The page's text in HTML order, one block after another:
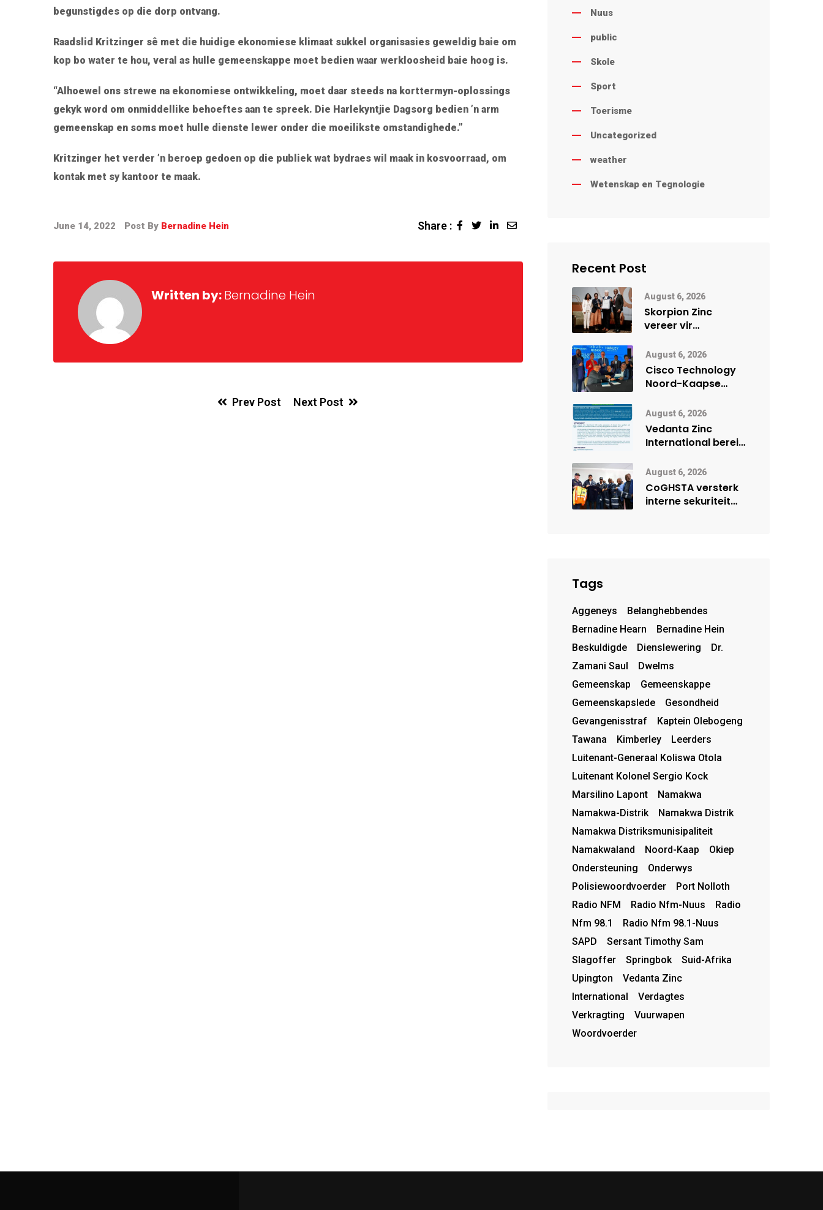
begunstigdes op die dorp ontvang.
Raadslid Kritzinger sê met die huidige ekonomiese klimaat sukkel organisasies geweldig baie om
kop bo water te hou, veral as hulle gemeenskappe moet bedien waar werkloosheid baie hoog is.
“Alhoewel ons strewe na ekonomiese ontwikkeling, moet daar steeds na korttermyn-oplossings
gekyk word om onmiddellike behoeftes aan te spreek. Die Harlekyntjie Dagsorg bedien ’n arm
gemeenskap en soms moet hulle dienste lewer onder die moeilikste omstandighede.”
Kritzinger het verder ’n beroep gedoen op die publiek wat bydraes wil maak in kosvoorraad, om
kontak met sy kantoor te maak.
June 14, 2022 Post By Bernadine Hein Share :
Written by:Bernadine Hein
Prev Post Next Post
Nuus
public
Skole
Sport
Toerisme
Uncategorized
weather
Wetenskap en Tegnologie
Recent Post
August 6, 2026
Skorpion Zinc
vereer vir
veiligheidsprestasie
by Namibië Mynbou
Ekspo
August 6, 2026
Cisco Technology
Noord-Kaapse
digitale toekoms
deur Cisco-
vennootskap
August 6, 2026
Vedanta Zinc
International berei
vir moontlike
herbegin
August 6, 2026
CoGHSTA versterk
interne sekuriteit
Tags
Aggeneys
Belanghebbendes
Bernadine Hearn
Bernadine Hein
Beskuldigde
Dienslewering
Dr.
Zamani Saul
Dwelms
Gemeenskap
Gemeenskappe
Gemeenskapslede
Gesondheid
Gevangenisstraf
Kaptein Olebogeng
Tawana
Kimberley
Leerders
Luitenant-Generaal Koliswa Otola
Luitenant Kolonel Sergio Kock
Marsilino Lapont
Namakwa
Namakwa-Distrik
Namakwa Distrik
Namakwa Distriksmunisipaliteit
Namakwaland
Noord-Kaap
Okiep
Ondersteuning
Onderwys
Polisiewoordvoerder
Port Nolloth
Radio NFM
Radio Nfm-Nuus
Radio
Nfm 98.1
Radio Nfm 98.1-Nuus
SAPD
Sersant Timothy Sam
Slagoffer
Springbok
Suid-Afrika
Upington
Vedanta Zinc
International
Verdagtes
Verkragting
Vuurwapen
Woordvoerder